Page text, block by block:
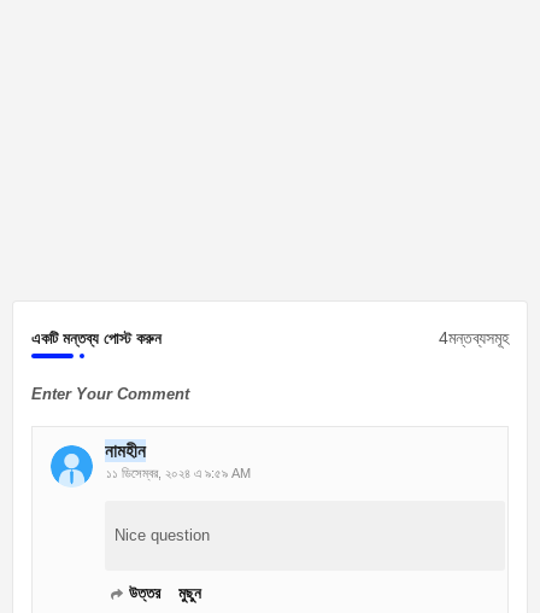
একটি মন্তব্য পোস্ট করুন 4মন্তব্যসমূহ
Enter Your Comment
নামহীন
১১ ডিসেম্বর, ২০২৪ এ ৯:৫৯ AM
Nice question
উত্তর মুছুন